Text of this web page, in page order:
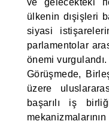
ve gelecekteki
ülkenin dışişleri
siyasi
parlamentolar
önemi vurgulandı.
Görüşmede,
üzere
başarılı iş